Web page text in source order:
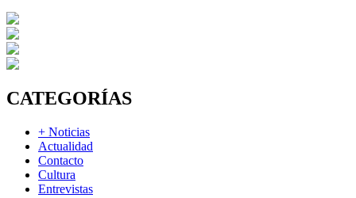
CATEGORÍAS
+ Noticias
Actualidad
Contacto
Cultura
Entrevistas